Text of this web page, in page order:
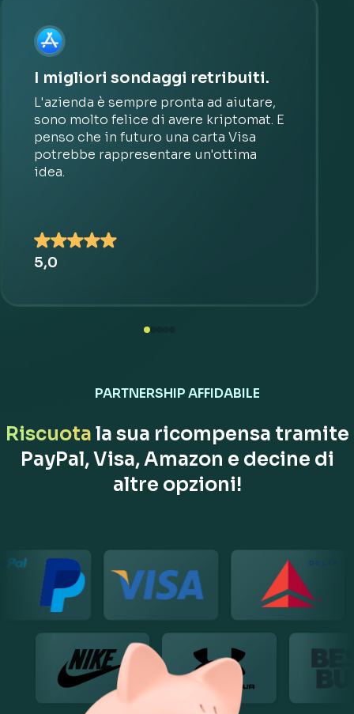
I migliori sondaggi retribuiti.
L'azienda è sempre pronta ad aiutare,
sono molto felice di avere kriptomat. E
penso che in futuro una carta Visa
potrebbe rappresentare un'ottima
idea.
5,0
PARTNERSHIP AFFIDABILE
Riscuota la sua ricompensa tramite
PayPal, Visa, Amazon e decine di
altre opzioni!
I nostri marchi partner